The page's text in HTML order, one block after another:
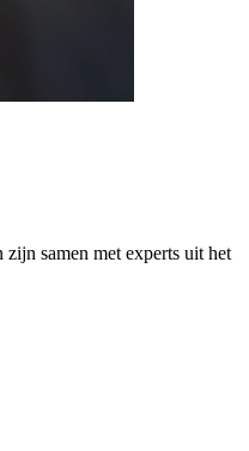
samen met experts uit het